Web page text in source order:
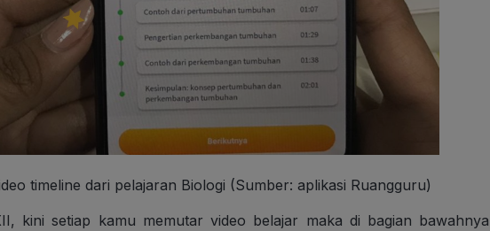
timeline dari pelajaran Biologi (Sumber: aplikasi Ruangguru)
kini setiap kamu memutar video belajar maka di bagian bawahnya